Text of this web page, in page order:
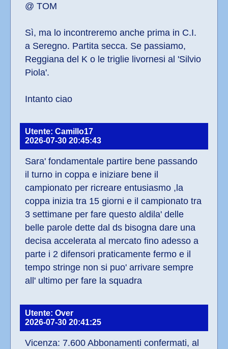
@ TOM
Sì, ma lo incontreremo anche prima in C.I.
a Seregno. Partita secca. Se passiamo,
Reggiana del K o le triglie livornesi al 'Silvio
Piola'.
Intanto ciao
Utente: Camillo17
2026-07-30 20:45:43
Sara' fondamentale partire bene passando
il turno in coppa e iniziare bene il
campionato per ricreare entusiasmo ,la
coppa inizia tra 15 giorni e il campionato tra
3 settimane per fare questo aldila' delle
belle parole dette dal ds bisogna dare una
decisa accelerata al mercato fino adesso a
parte i 2 difensori praticamente fermo e il
tempo stringe non si puo' arrivare sempre
all' ultimo per fare la squadra
Utente: Over
2026-07-30 20:41:25
Vicenza: 7.600 Abbonamenti confermati, al